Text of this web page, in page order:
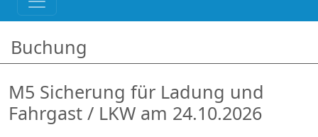
Buchung
M5 Sicherung für Ladung und
Fahrgast / LKW am 24.10.2026